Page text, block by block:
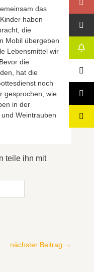
das
haben
die
Mobil übergeben
Lebensmittel wir
die
hat die
noch
gesprochen, wie
in der
Weintrauben
teile ihn mit
nächster Beitrag →